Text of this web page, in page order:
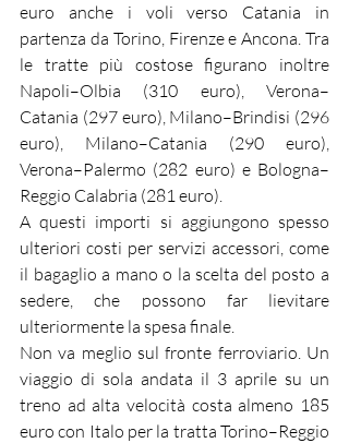
euro anche i voli verso Catania in
partenza da Torino, Firenze e Ancona. Tra
le tratte più costose figurano inoltre
Napoli–Olbia (310 euro), Verona–
Catania (297 euro), Milano–Brindisi (296
euro), Milano–Catania (290 euro),
Verona–Palermo (282 euro) e Bologna–
Reggio Calabria (281 euro).
A questi importi si aggiungono spesso
ulteriori costi per servizi accessori, come
il bagaglio a mano o la scelta del posto a
sedere, che possono far lievitare
ulteriormente la spesa finale.
Non va meglio sul fronte ferroviario. Un
viaggio di sola andata il 3 aprile su un
treno ad alta velocità costa almeno 185
euro con Italo per la tratta Torino–Reggio